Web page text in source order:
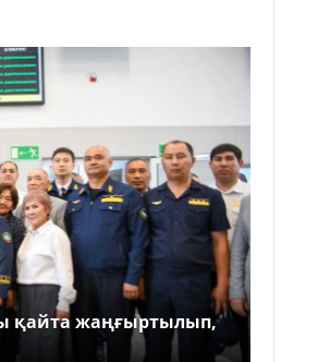
қайта жаңғыртылып,